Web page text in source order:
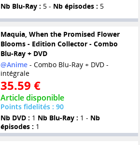
Nb Blu-Ray : 5 - Nb épisodes : 5
Maquia, When the Promised Flower
Blooms - Edition Collector - Combo
Blu-Ray + DVD
@Anime- Combo Blu-Ray + DVD -
intégrale
35.59 €
Article disponible
Points fidelités : 90
Nb DVD : 1 Nb Blu-Ray : 1 - Nb
épisodes : 1